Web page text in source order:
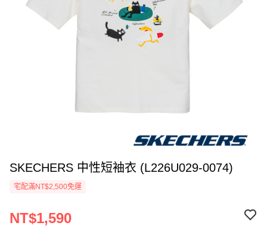
SKECHERS 中性短袖衣 (L226U029-0074)
宅配滿NT$2,500免運
NT$1,590